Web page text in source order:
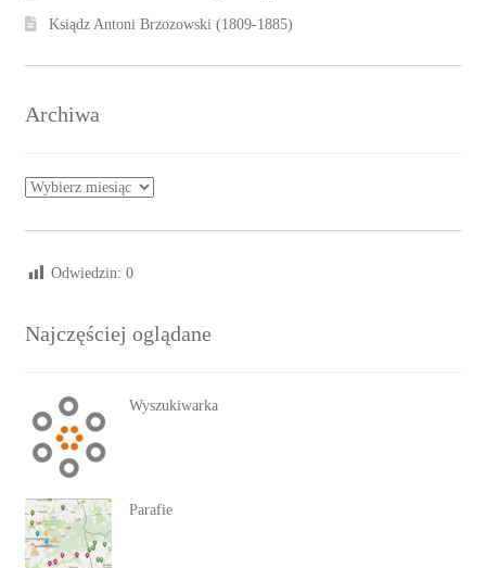
Ksiądz Antoni Brzozowski (1809-1885)
Archiwa
Archiwa
Odwiedzin: 0
Najczęściej oglądane
Wyszukiwarka
Parafie